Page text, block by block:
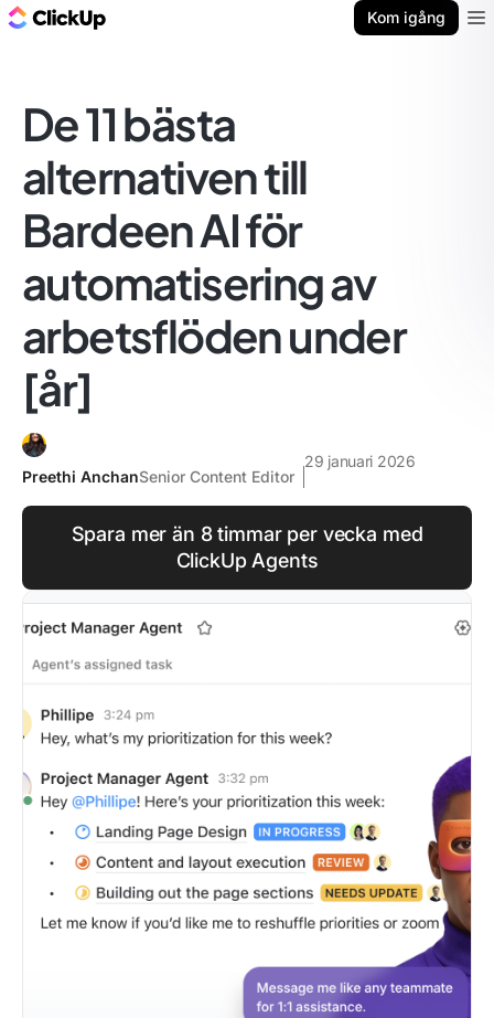
Kom igång
De 11 bästa
alternativen till
Bardeen AI för
automatisering av
arbetsflöden under
[år]
Preethi AnchanSenior Content Editor
29 januari 2026
Spara mer än 8 timmar per vecka med
ClickUp Agents